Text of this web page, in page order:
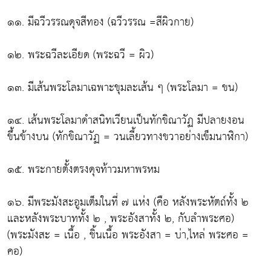
๑๑. มีฉวีวรรณดุจสีทอง (ฉวีวรรณ =สีผิวกาย)
๑๒. พระฉวีละเอียด (พระฉวี = ผิว)
๑๓. มีเส้นพระโลมาเฉพาะขุมละเส้น ๆ (พระโลมา = ขน)
๑๔. เส้นพระโลมาดำสนิทเวียนเป็นทักขิณาวัฏ มีปลายงอน
ขึ้นข้างบน (ทักขิณาวัฏ = วนเลี้ยวทางขวาอย่างเข็มนาฬิกา)
๑๕. พระกายตั้งตรงดุจท้าวมหาพรหม
๑๖. มีพระมังสะอูมเต็มในที่ ๗ แห่ง (คือ หลังพระหัตถ์ทั้ง ๒
และหลังพระบาททั้ง ๒ , พระอังสาทั้ง ๒, กับลำพระศอ)
(พระมังสะ = เนื้อ , ชิ้นเนื้อ พระอังสา = บ่า,ไหล่ พระศอ =
คอ)